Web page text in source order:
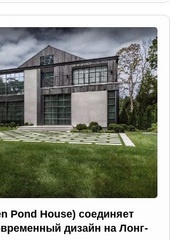
Pond House) соединяет
дизайн на Лонг-